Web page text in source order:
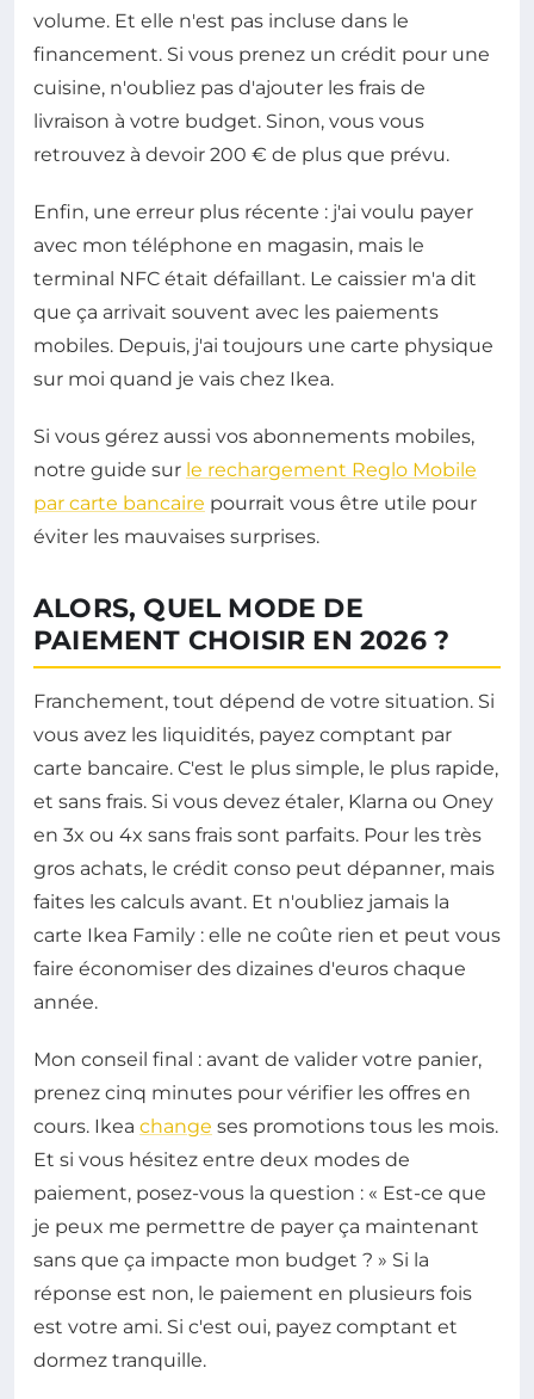
volume. Et elle n'est pas incluse dans le
financement. Si vous prenez un crédit pour une
cuisine, n'oubliez pas d'ajouter les frais de
livraison à votre budget. Sinon, vous vous
retrouvez à devoir 200 € de plus que prévu.
Enfin, une erreur plus récente : j'ai voulu payer
avec mon téléphone en magasin, mais le
terminal NFC était défaillant. Le caissier m'a dit
que ça arrivait souvent avec les paiements
mobiles. Depuis, j'ai toujours une carte physique
sur moi quand je vais chez Ikea.
Si vous gérez aussi vos abonnements mobiles,
notre guide sur le rechargement Reglo Mobile
par carte bancaire pourrait vous être utile pour
éviter les mauvaises surprises.
ALORS, QUEL MODE DE
PAIEMENT CHOISIR EN 2026 ?
Franchement, tout dépend de votre situation. Si
vous avez les liquidités, payez comptant par
carte bancaire. C'est le plus simple, le plus rapide,
et sans frais. Si vous devez étaler, Klarna ou Oney
en 3x ou 4x sans frais sont parfaits. Pour les très
gros achats, le crédit conso peut dépanner, mais
faites les calculs avant. Et n'oubliez jamais la
carte Ikea Family : elle ne coûte rien et peut vous
faire économiser des dizaines d'euros chaque
année.
Mon conseil final : avant de valider votre panier,
prenez cinq minutes pour vérifier les offres en
cours. Ikea change ses promotions tous les mois.
Et si vous hésitez entre deux modes de
paiement, posez-vous la question : « Est-ce que
je peux me permettre de payer ça maintenant
sans que ça impacte mon budget ? » Si la
réponse est non, le paiement en plusieurs fois
est votre ami. Si c'est oui, payez comptant et
dormez tranquille.